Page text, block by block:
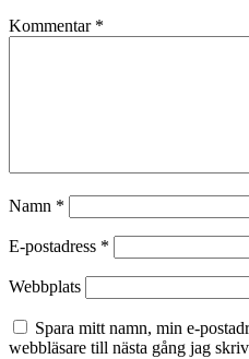
Kommentar *
Namn *
E-postadress *
Webbplats
Spara mitt namn, min e-
webbläsare till nästa gång jag